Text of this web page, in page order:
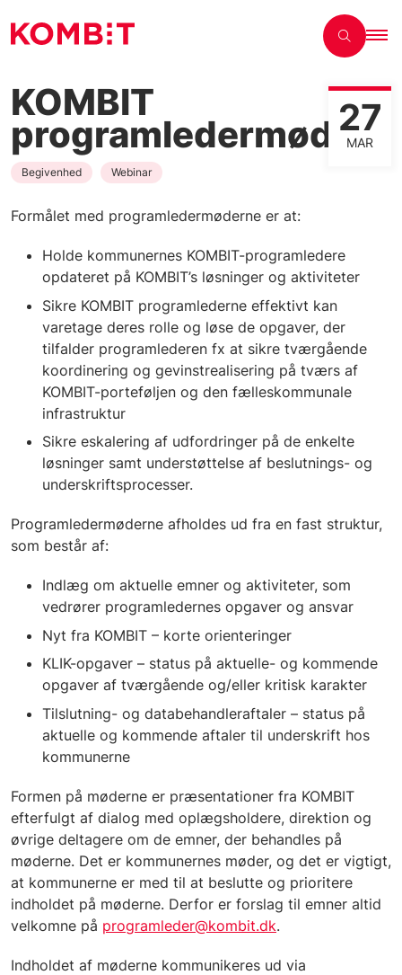
KOMBIT
programledermøde27
MAR
Begivenhed Webinar
Formålet med programledermøderne er at:
Holde kommunernes KOMBIT-programledere
opdateret på KOMBIT’s løsninger og aktiviteter
Sikre KOMBIT programlederne effektivt kan
varetage deres rolle og løse de opgaver, der
tilfalder programlederen fx at sikre tværgående
koordinering og gevinstrealisering på tværs af
KOMBIT-porteføljen og den fælleskommunale
infrastruktur
Sikre eskalering af udfordringer på de enkelte
løsninger samt understøttelse af beslutnings- og
underskriftsprocesser.
Programledermøderne afholdes ud fra en fast struktur,
som består af:
Indlæg om aktuelle emner og aktiviteter, som
vedrører programledernes opgaver og ansvar
Nyt fra KOMBIT – korte orienteringer
KLIK-opgaver – status på aktuelle- og kommende
opgaver af tværgående og/eller kritisk karakter
Tilslutning- og databehandleraftaler – status på
aktuelle og kommende aftaler til underskrift hos
kommunerne
Formen på møderne er præsentationer fra KOMBIT
efterfulgt af dialog med oplægsholdere, direktion og
øvrige deltagere om de emner, der behandles på
møderne. Det er kommunernes møder, og det er vigtigt,
at kommunerne er med til at beslutte og prioritere
indholdet på møderne. Derfor er forslag til emner altid
velkomne på programleder@kombit.dk.
Indholdet af møderne kommunikeres ud via